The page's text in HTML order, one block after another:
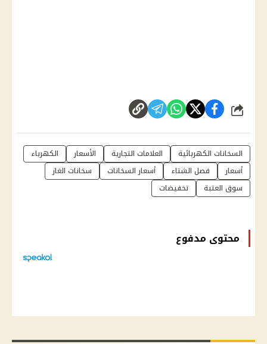
شارك
السخانات الكهربائية العلامات التجارية الأسعار
الكهرباء
أسعار
فصل الشتاء أسعار السخانات
سخانات الغاز
سوق العتبة
تخفيضات
محتوى مدفوع